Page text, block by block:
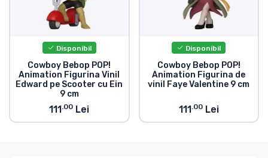
Disponibil
Cowboy Bebop POP!
Animation Figurina Vinil
Edward pe Scooter cu Ein
9 cm
111 .00 Lei
Disponibil
Cowboy Bebop POP!
Animation Figurina de
vinil Faye Valentine 9 cm
111.00Lei
Mărci